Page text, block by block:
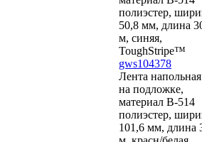
полиэстер,
50,8 мм, длина
м, синяя,
ToughStripe™
gws104378
Лента напольная
на подложке,
материал В-514
полиэстер,
101,6 мм, длина